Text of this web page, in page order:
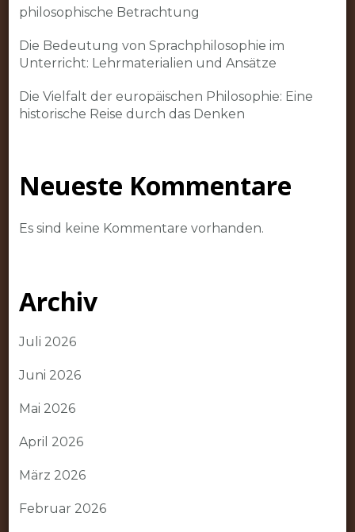
philosophische Betrachtung
Die Bedeutung von Sprachphilosophie im
Unterricht: Lehrmaterialien und Ansätze
Die Vielfalt der europäischen Philosophie: Eine
historische Reise durch das Denken
Neueste Kommentare
Es sind keine Kommentare vorhanden.
Archiv
Juli 2026
Juni 2026
Mai 2026
April 2026
März 2026
Februar 2026